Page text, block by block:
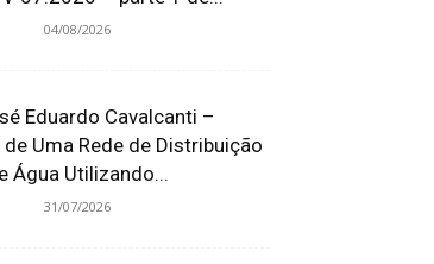
04/08/2026
Eduardo Cavalcanti –
Uma Rede de Distribuição
Água Utilizando...
31/07/2026